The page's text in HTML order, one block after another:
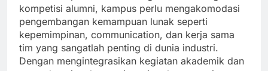
kompetisi alumni, kampus perlu mengakomodasi
pengembangan kemampuan lunak seperti
kepemimpinan, communication, dan kerja sama
tim yang sangatlah penting di dunia industri.
Dengan mengintegrasikan kegiatan akademik dan